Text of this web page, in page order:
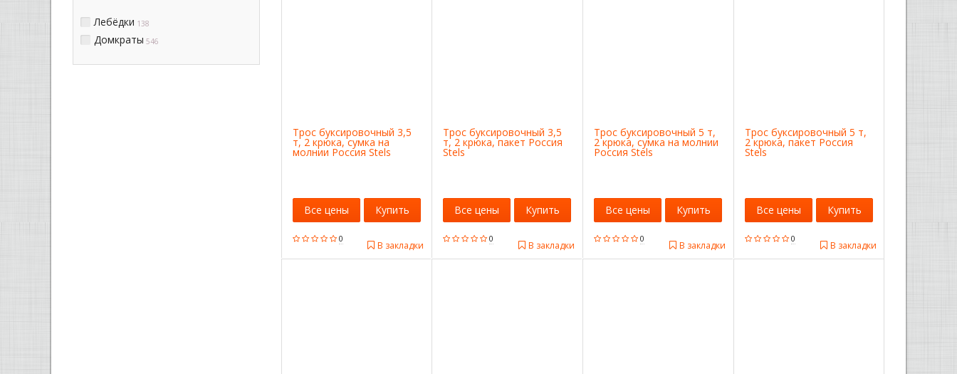
Лебёдки 138
Домкраты 546
Трос буксировочный 3,5
т, 2 крюка, сумка на
молнии Россия Stels
0
В закладки
Все цены Купить
Трос буксировочный 3,5
т, 2 крюка, пакет Россия
Stels
0
В закладки
Все цены Купить
Трос буксировочный 5 т,
2 крюка, сумка на молнии
Россия Stels
0
В закладки
Все цены Купить
Трос буксировочный 5 т,
2 крюка, пакет Россия
Stels
0
В закладки
Все цены Купить